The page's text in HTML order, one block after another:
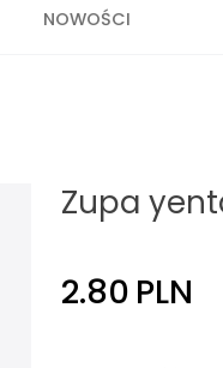
NOWOŚCI
Zupa
2.80 PLN